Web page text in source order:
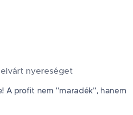
nyereséget
A profit nem "maradék", hanem